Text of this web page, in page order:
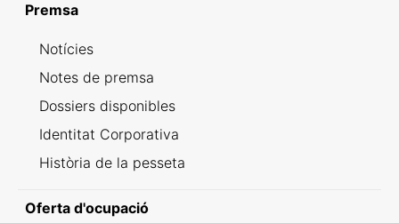
Premsa
Notícies
Notes de premsa
Dossiers disponibles
Identitat Corporativa
Història de la pesseta
Oferta d'ocupació